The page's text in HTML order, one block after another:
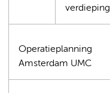
verdieping
Operatieplanning
Amsterdam UMC